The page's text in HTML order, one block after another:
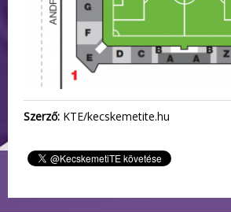
Szerző: KTE/kecskemetite.hu